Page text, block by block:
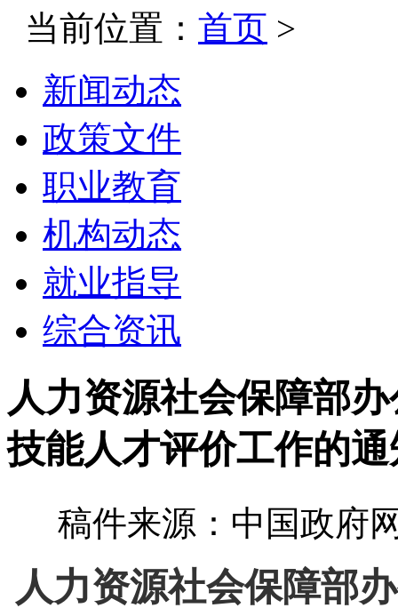
当前位置： 首页 >
新闻动态
政策文件
职业教育
机构动态
就业指导
综合资讯
人力资源社会保障部
技能人才评价工作的通
稿件来源：中国政
人力资源社会保障部